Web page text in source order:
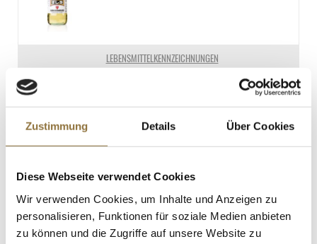
Zustimmung Details Über Cookies
Diese Webseite verwendet Cookies
Wir verwenden Cookies, um Inhalte und Anzeigen zu
personalisieren, Funktionen für soziale Medien anbieten
zu können und die Zugriffe auf unsere Website zu
3.9 g
Kohlenhydrate
86.5 g
davon Zucker
78 g
Eiweiß
0 g
Salz
Spuren
Sojabohnen
Spuren
LEBENSMITTELKENNZEICHNUNGEN
€ 4,29
St.
Art.Nr.:58717